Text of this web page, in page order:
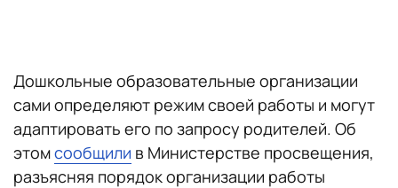
Дошкольные образовательные организации
сами определяют режим своей работы и могут
адаптировать его по запросу родителей. Об
этомсообщили в Министерстве просвещения,
разъясняя порядок организации работы